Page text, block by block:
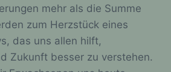
mehr als die Summe
zum Herzstück eines
das uns allen hilft,
Zukunft besser zu verstehen.
Personen steht die
bei der Registrierung
oder vollständig aus dem
für die Verarbeitung
zu lassen.